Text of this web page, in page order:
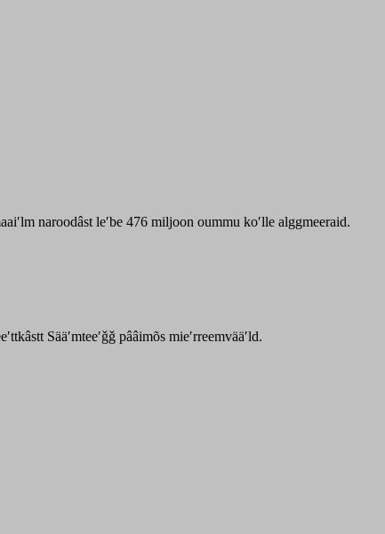
naroodâst leʹbe 476 miljoon oummu koʹlle alggmeeraid.
Sääʹmteeʹǧǧ pââimõs mieʹrreemvääʹld.